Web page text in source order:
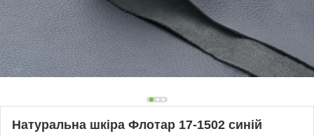
Натуральна шкіра Флотар 17-1502 синій